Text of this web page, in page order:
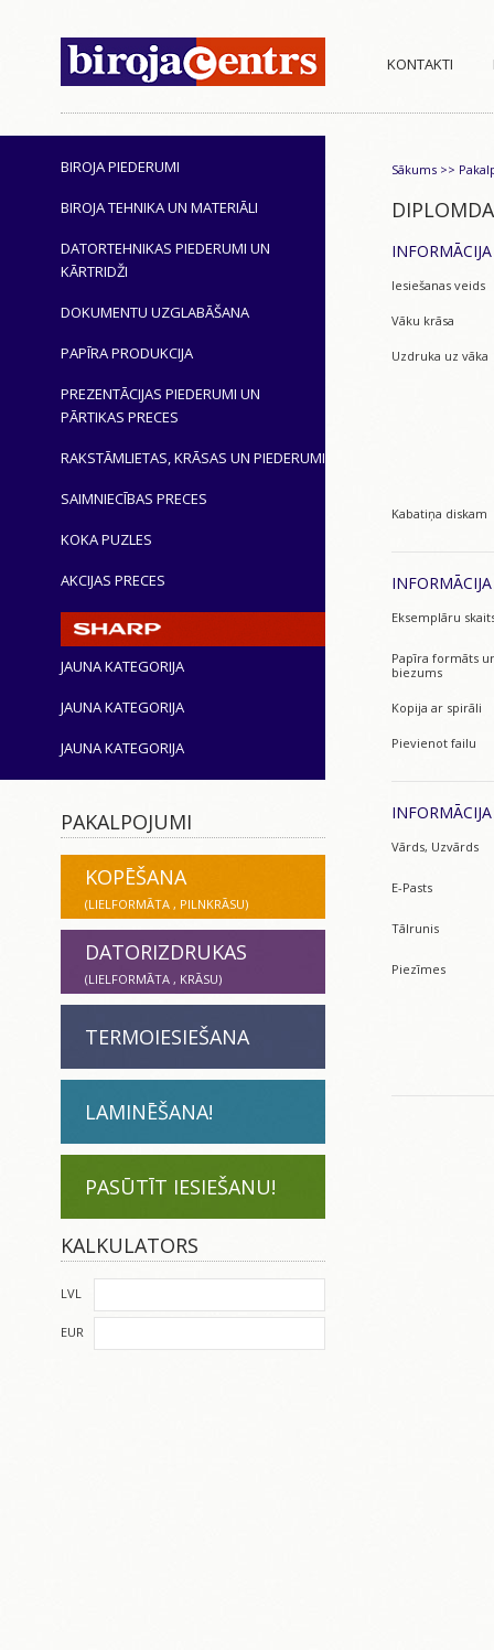
KONTAKTI
BIROJA PIEDERUMI
BIROJA TEHNIKA UN MATERIĀLI
DATORTEHNIKAS PIEDERUMI UN
KĀRTRIDŽI
DOKUMENTU UZGLABĀŠANA
PAPĪRA PRODUKCIJA
PREZENTĀCIJAS PIEDERUMI UN
PĀRTIKAS PRECES
RAKSTĀMLIETAS, KRĀSAS UN PIEDERUMI
SAIMNIECĪBAS PRECES
KOKA PUZLES
AKCIJAS PRECES
JAUNA KATEGORIJA
JAUNA KATEGORIJA
JAUNA KATEGORIJA
Sākums >>
Iesiešanas veids
Vāku krāsa
Uzdruka uz vāka
Kabatiņa diskam
Eksemplāru
Papīra formāts
biezums
Kopija ar spirāli
Pievienot failu
Vārds, Uzvārds
E-Pasts
Tālrunis
Piezīmes
PAKALPOJUMI
KOPĒŠANA
(LIELFORMĀTA , PILNKRĀSU)
DATORIZDRUKAS
(LIELFORMĀTA , KRĀSU)
TERMOIESIEŠANA
LAMINĒŠANA!
PASŪTĪT IESIEŠANU!
KALKULATORS
LVL
EUR